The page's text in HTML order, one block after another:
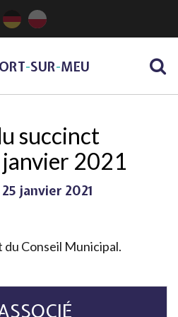
-SUR-MEU
succinct
janvier 2021
janvier 2021
Conseil Municipal.